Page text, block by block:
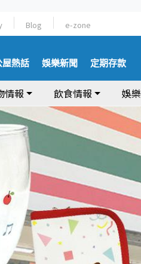
Blog e-zone
屋熱話 娛樂新聞 定期存款
情報 飲食情報 娛樂